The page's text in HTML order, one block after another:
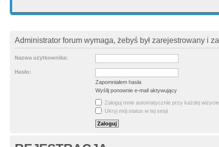
Administrator forum wymaga, żebyś był zarejestrowany i
Nazwa użytkownika:
Hasło:
Zapomniałem hasła
Wyślij ponownie e-mail aktywujący
Zaloguj mnie automatycznie przy każdej wizycie
Ukryj mój status w tej sesji